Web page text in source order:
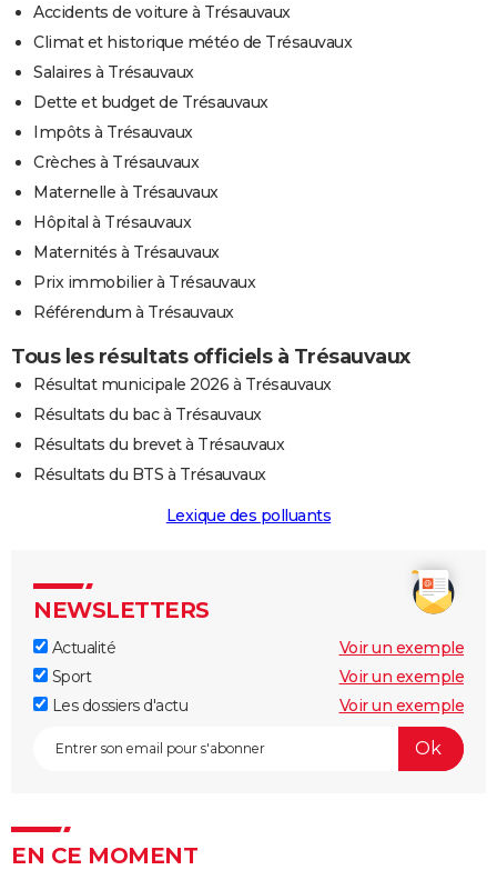
Accidents de voiture à Trésauvaux
Climat et historique météo de Trésauvaux
Salaires à Trésauvaux
Dette et budget de Trésauvaux
Impôts à Trésauvaux
Crèches à Trésauvaux
Maternelle à Trésauvaux
Hôpital à Trésauvaux
Maternités à Trésauvaux
Prix immobilier à Trésauvaux
Référendum à Trésauvaux
Tous les résultats officiels à Trésauvaux
Résultat municipale 2026 à Trésauvaux
Résultats du bac à Trésauvaux
Résultats du brevet à Trésauvaux
Résultats du BTS à Trésauvaux
Lexique des polluants
NEWSLETTERS
Actualité
Voir un exemple
Sport
Voir un exemple
Les dossiers d'actu
Voir un exemple
EN CE MOMENT